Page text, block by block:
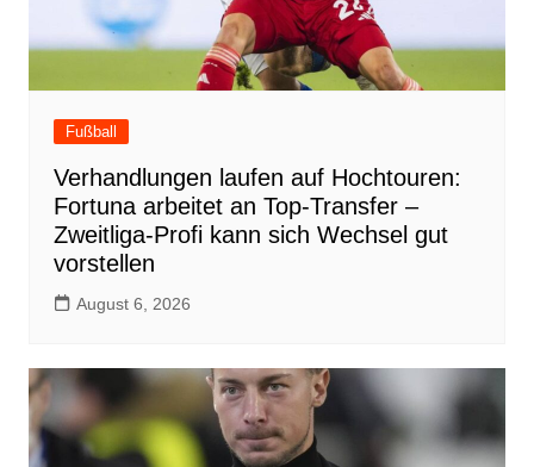
Fußball
Verhandlungen laufen auf Hochtouren:
Fortuna arbeitet an Top-Transfer –
Zweitliga-Profi kann sich Wechsel gut
vorstellen
August 6, 2026